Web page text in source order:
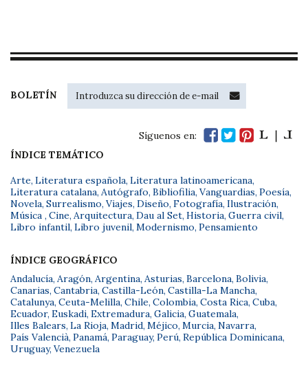
BOLETÍN
Síguenos en:
ÍNDICE TEMÁTICO
Arte, Literatura española, Literatura latinoamericana,
Literatura catalana, Autógrafo, Bibliofilia, Vanguardias, Poesía,
Novela, Surrealismo, Viajes, Diseño, Fotografía, Ilustración,
Música , Cine, Arquitectura, Dau al Set, Historia, Guerra civil,
Libro infantil, Libro juvenil, Modernismo, Pensamiento
ÍNDICE GEOGRÁFICO
Andalucía, Aragón, Argentina, Asturias, Barcelona, Bolivia,
Canarias, Cantabria, Castilla-León, Castilla-La Mancha,
Catalunya, Ceuta-Melilla, Chile, Colombia, Costa Rica, Cuba,
Ecuador, Euskadi, Extremadura, Galicia, Guatemala,
Illes Balears, La Rioja, Madrid, Méjico, Murcia, Navarra,
País Valencià, Panamá, Paraguay, Perú, República Dominicana,
Uruguay, Venezuela